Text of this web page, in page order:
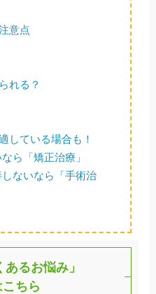
意点
れる？
している場合も！
ら「矯正治療」
ないなら「手術治
るお悩み」
ちら